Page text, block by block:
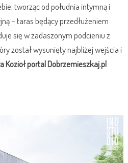
tworząc od południa intymną i
– taras będący przedłużeniem
się w zadaszonym podcieniu z
został wysunięty najbliżej wejścia i
Kozioł portal Dobrzemieszkaj.pl